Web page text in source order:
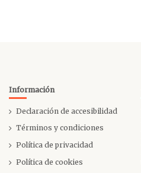
Información
Declaración de accesibilidad
Términos y condiciones
Política de privacidad
Política de cookies